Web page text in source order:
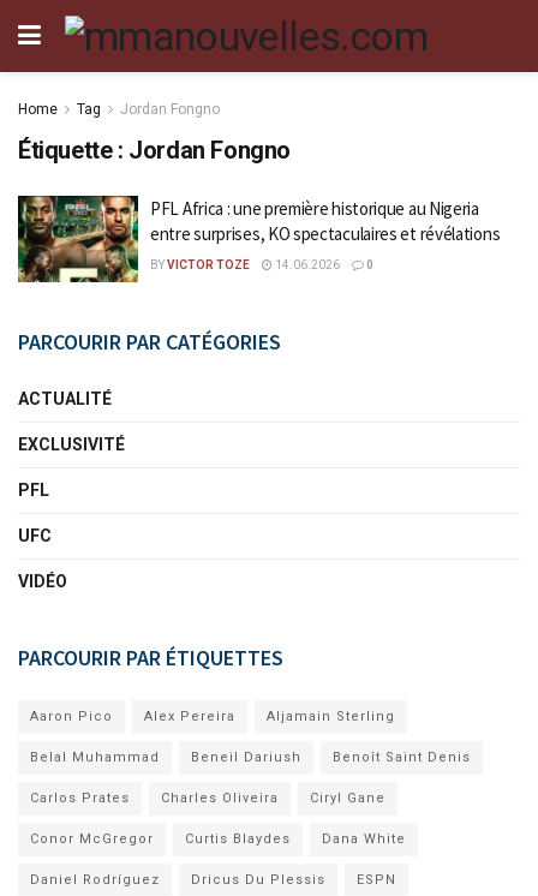
Home Tag Jordan Fongno
Étiquette : Jordan Fongno
PFL Africa : une première historique au Nigeria
entre surprises, KO spectaculaires et révélations
BYVICTOR TOZE 14.06.2026 0
PARCOURIR PAR CATÉGORIES
ACTUALITÉ
EXCLUSIVITÉ
PFL
UFC
VIDÉO
PARCOURIR PAR ÉTIQUETTES
Aaron Pico Alex Pereira Aljamain Sterling
Belal Muhammad Beneil Dariush Benoît Saint Denis
Carlos Prates Charles Oliveira Ciryl Gane
Conor McGregor Curtis Blaydes Dana White
Daniel Rodríguez Dricus Du Plessis ESPN